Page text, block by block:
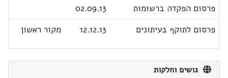
פרסום הפקדה ברשומות
02.09.13
פרסום לתוקף בעיתונים
12.12.13 מקור ראשון
גושים וחלקות